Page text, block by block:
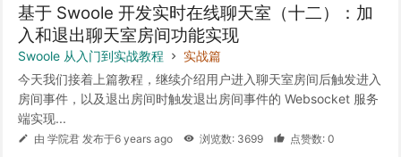
基于 Swoole 开发实时在线聊天室（十二）：加
入和退出聊天室房间功能实现
Swoole 从入门到实战教程
实战篇
今天我们接着上篇教程，继续介绍用户进入聊天室房间后触发进入
房间事件，以及退出房间时触发退出房间事件的 Websocket 服务
端实现...
由 学院君 发布于6 years ago 浏览数: 3699 点赞数: 0